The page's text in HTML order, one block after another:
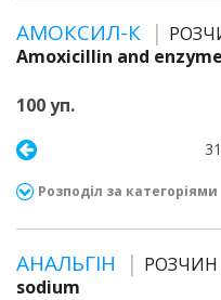
АМОКСИЛ-К
Amoxicillin and
100 уп.
Розподіл за категоріями
АНАЛЬГІН РОЗЧИН
sodium